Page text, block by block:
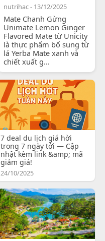
nutrihac - 13/12/2025
Mate Chanh Gừng
Unimate Lemon Ginger
Flavored Mate từ Unicity
là thực phẩm bổ sung từ
lá Yerba Mate xanh và
chiết xuất g...
7 deal du lịch giá hời
trong 7 ngày tới — Cập
nhật kèm link &amp; mã
giảm giá!
24/10/2025